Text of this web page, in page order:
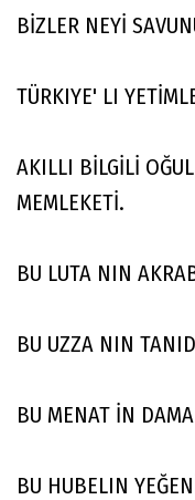
BİZLER NEYİ
TÜRKIYE' LI
AKILLI BİLGİLİ
MEMLEKETİ.
BU LUTA NIN
BU UZZA NIN
BU MENAT İN
BU HUBELIN